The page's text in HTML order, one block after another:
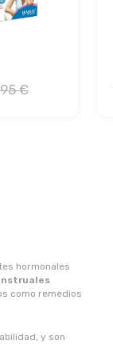
hormonales
como remedios
y son
€